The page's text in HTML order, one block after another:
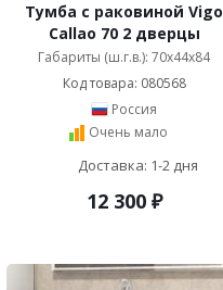
Тумба с раковиной Vigo
Callao 70 2 дверцы
Габариты (ш.г.в.): 70x44x84
Код товара: 080568
Россия
Очень мало
Доставка: 1-2 дня
12 300₽